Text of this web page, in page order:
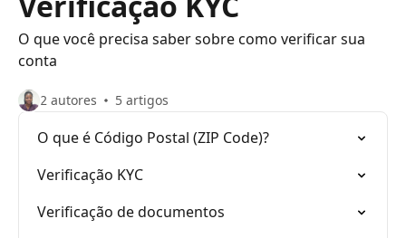
O que você precisa saber sobre como verificar sua
conta
2 autores 5 artigos
O que é Código Postal (ZIP Code)?
Verificação KYC
Verificação de documentos